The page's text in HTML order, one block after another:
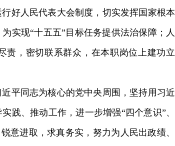
好人民代表大会制度，切实发挥国家根本
实现“十五五”目标任务提供法治保障；人
责，密切联系群众，在本职岗位上建功立
同志为核心的党中央周围，坚持用习近
践、推动工作，进一步增强“四个意识”、
意进取，求真务实，努力为人民出政绩、